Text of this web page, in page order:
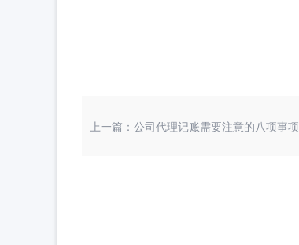
上一篇：公司代理记账需要注意的八项事项